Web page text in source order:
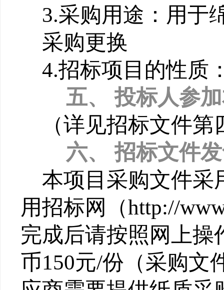
3.采购用途：用于
采购更换
4.招标项目的性质
五、投标人参
（详见招标文件
六、招标文件
本项目采购文件采
用招标网（http://
完成后请按照网上操
币150元/份（采购文